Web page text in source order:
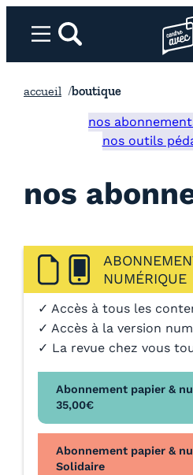
Menurechercher
accueil boutique
nos
nos outils
nos
NUMÉRIQUE
✓ Accès à tous les
✓ Accès à la version
✓ La revue chez vous
Abonnement papier &
35,00€
Abonnement papier &
Solidaire